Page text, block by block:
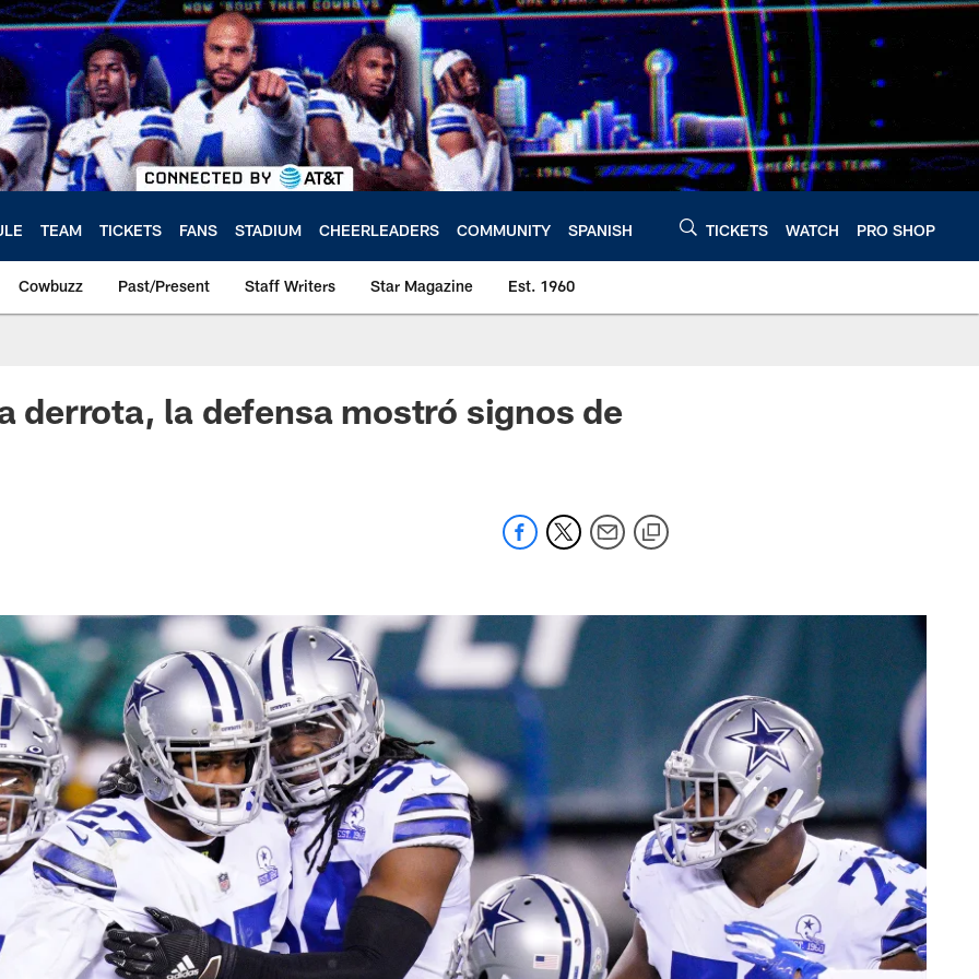
TEAM TICKETS FANS STADIUM CHEERLEADERS COMMUNITY SPANISH TICKETS WATCH PRO SHOP
Cowbuzz Past/Present Staff Writers Star Magazine Est. 1960
derrota, la defensa mostró signos de